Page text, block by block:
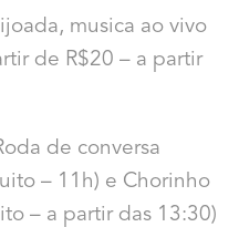
musica ao vivo
de R$20 – a partir
de conversa
– 11h) e Chorinho
– a partir das 13:30)